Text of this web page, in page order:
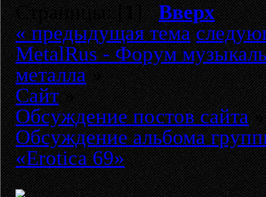
Страницы: [1]Вверх
« предыдущая тема
MetalRus - Форум
металла»
Сайт»
Обсуждение постов сайта»
Обсуждение альбома
«Erotica 69»